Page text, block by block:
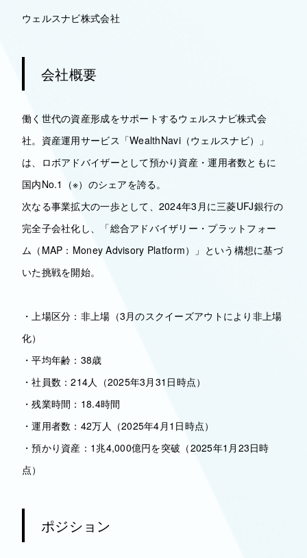
ウェルスナビ株式会社
会社概要
働く世代の資産形成をサポートするウェルスナビ株式会
社。資産運用サービス「WealthNavi（ウェルスナビ）」
は、ロボアドバイザーとして預かり資産・運用者数ともに
国内No.1（※）のシェアを誇る。
次なる事業拡大の一歩として、2024年3月に三菱UFJ銀行の
完全子会社化し、「総合アドバイザリー・プラットフォー
ム（MAP：Money Advisory Platform）」という構想に基づ
いた挑戦を開始。
・上場区分：非上場（3月のスクイーズアウトにより非上場
化）
・平均年齢：38歳
・社員数：214人（2025年3月31日時点）
・残業時間：18.4時間
・運用者数：42万人（2025年4月1日時点）
・預かり資産：1兆4,000億円を突破（2025年1月23日時
点）
ポジション